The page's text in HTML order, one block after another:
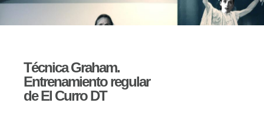
Técnica Graham.
Entrenamiento regular
de El Curro DT